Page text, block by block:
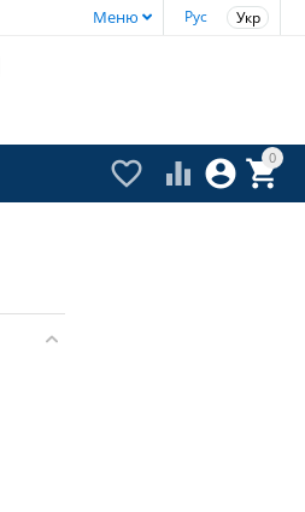
Рус Укр
Меню
0


 